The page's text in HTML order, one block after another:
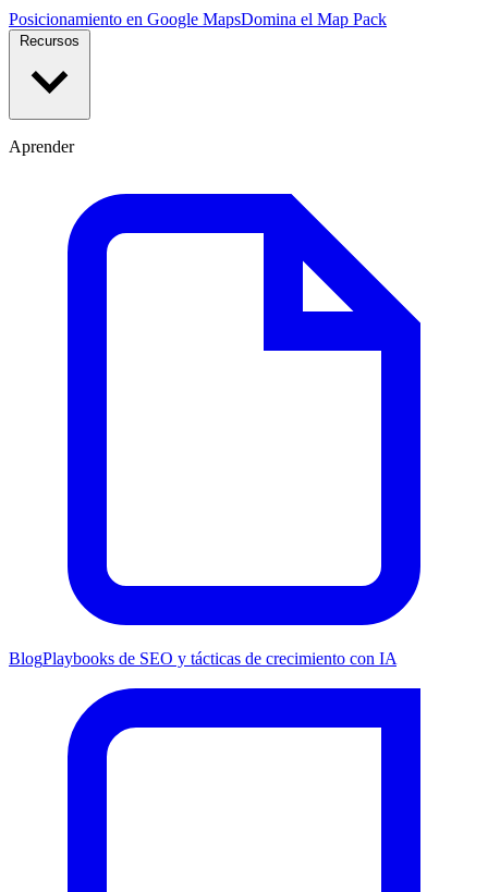
Posicionamiento en Google MapsDomina el Map Pack
Aprender
BlogPlaybooks de SEO y tácticas de crecimiento con IA